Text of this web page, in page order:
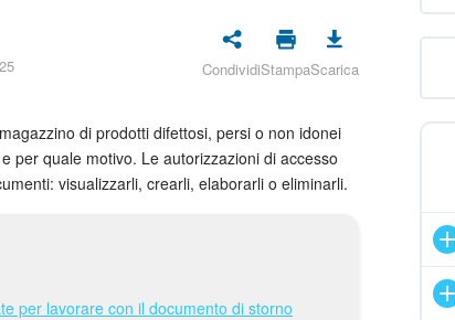
CondividiStampaScarica
di prodotti difettosi, persi o non idonei
per quale motivo. Le autorizzazioni di accesso
visualizzarli, crearli, elaborarli o eliminarli.
per lavorare con il documento di storno